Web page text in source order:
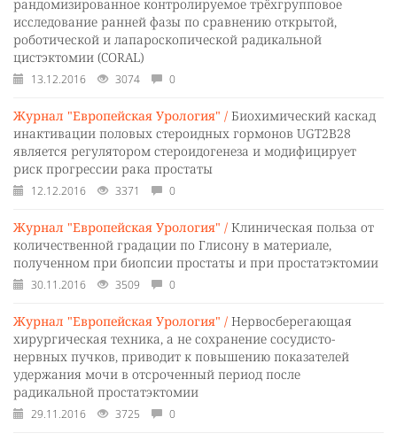
рандомизированное контролируемое трёхгрупповое
исследование ранней фазы по сравнению открытой,
роботической и лапароскопической радикальной
цистэктомии (CORAL)
13.12.2016 3074 0
Журнал "Европейская Урология" / Биохимический каскад
инактивации половых стероидных гормонов UGT2B28
является регулятором стероидогенеза и модифицирует
риск прогрессии рака простаты
12.12.2016 3371 0
Журнал "Европейская Урология" / Клиническая польза от
количественной градации по Глисону в материале,
полученном при биопсии простаты и при простатэктомии
30.11.2016 3509 0
Журнал "Европейская Урология" / Нервосберегающая
хирургическая техника, а не сохранение сосудисто-
нервных пучков, приводит к повышению показателей
удержания мочи в отсроченный период после
радикальной простатэктомии
29.11.2016 3725 0